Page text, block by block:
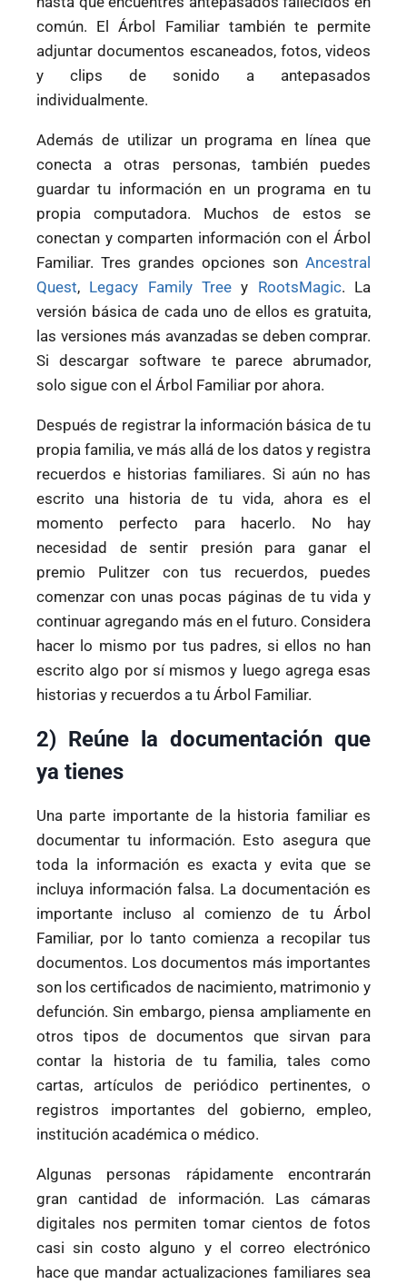
común. El Árbol Familiar también te permite
adjuntar documentos escaneados, fotos, videos
y clips de sonido a antepasados
individualmente.
Además de utilizar un programa en línea que
conecta a otras personas, también puedes
guardar tu información en un programa en tu
propia computadora. Muchos de estos se
conectan y comparten información con el Árbol
Familiar. Tres grandes opciones son Ancestral
Quest, Legacy Family Tree y RootsMagic. La
versión básica de cada uno de ellos es gratuita,
las versiones más avanzadas se deben comprar.
Si descargar software te parece abrumador,
solo sigue con el Árbol Familiar por ahora.
Después de registrar la información básica de tu
propia familia, ve más allá de los datos y registra
recuerdos e historias familiares. Si aún no has
escrito una historia de tu vida, ahora es el
momento perfecto para hacerlo. No hay
necesidad de sentir presión para ganar el
premio Pulitzer con tus recuerdos, puedes
comenzar con unas pocas páginas de tu vida y
continuar agregando más en el futuro. Considera
hacer lo mismo por tus padres, si ellos no han
escrito algo por sí mismos y luego agrega esas
historias y recuerdos a tu Árbol Familiar.
2) Reúne la documentación que
ya tienes
Una parte importante de la historia familiar es
documentar tu información. Esto asegura que
toda la información es exacta y evita que se
incluya información falsa. La documentación es
importante incluso al comienzo de tu Árbol
Familiar, por lo tanto comienza a recopilar tus
documentos. Los documentos más importantes
son los certificados de nacimiento, matrimonio y
defunción. Sin embargo, piensa ampliamente en
otros tipos de documentos que sirvan para
contar la historia de tu familia, tales como
cartas, artículos de periódico pertinentes, o
registros importantes del gobierno, empleo,
institución académica o médico.
Algunas personas rápidamente encontrarán
gran cantidad de información. Las cámaras
digitales nos permiten tomar cientos de fotos
casi sin costo alguno y el correo electrónico
hace que mandar actualizaciones familiares sea